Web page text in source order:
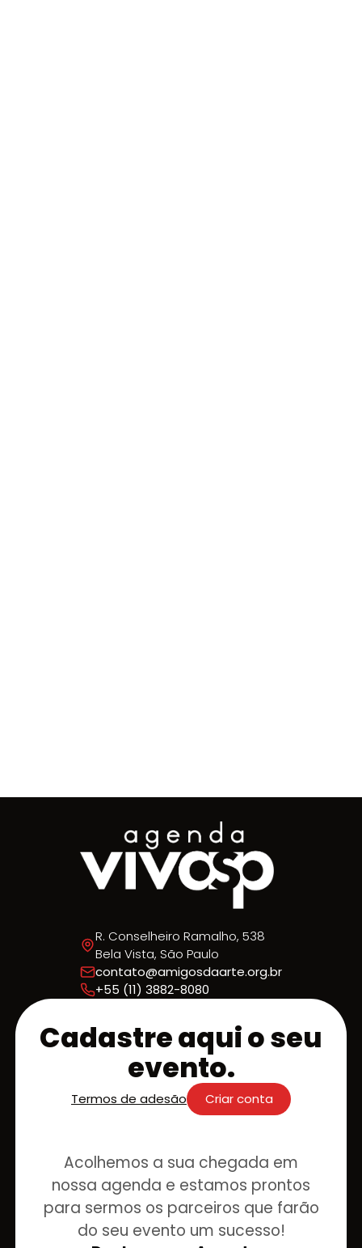
R. Conselheiro Ramalho, 538
Bela Vista, São Paulo
contato@amigosdaarte.org.br
+55 (11) 3882-8080
Cadastre aqui o seu
evento.
Termos de adesão Criar conta
Acolhemos a sua chegada em
nossa agenda e estamos prontos
para sermos os parceiros que farão
do seu evento um sucesso!